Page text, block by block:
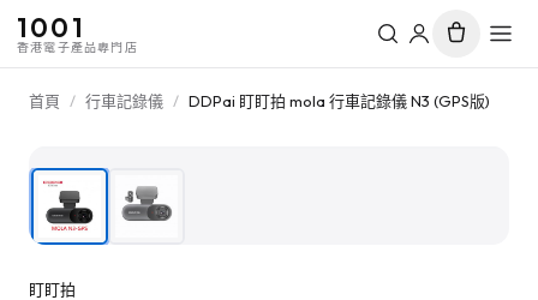
1001
香港電子產品專門店
首頁 / 行車記錄儀 / DDPai 盯盯拍 mola 行車記錄儀 N3 (GPS版)
盯盯拍